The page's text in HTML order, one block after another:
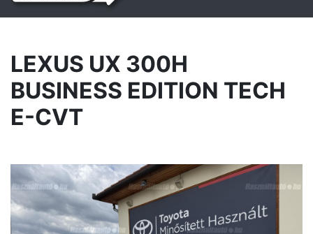
LEXUS UX 300H
BUSINESS EDITION TECH
E-CVT